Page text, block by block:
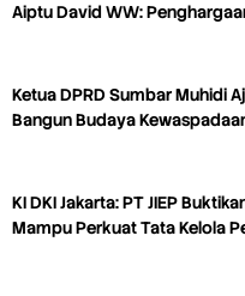
Aiptu David WW:
Ketua DPRD Sumbar Muhidi
Bangun Budaya
KI DKI Jakarta: PT JIEP
Mampu Perkuat Tata Kelola